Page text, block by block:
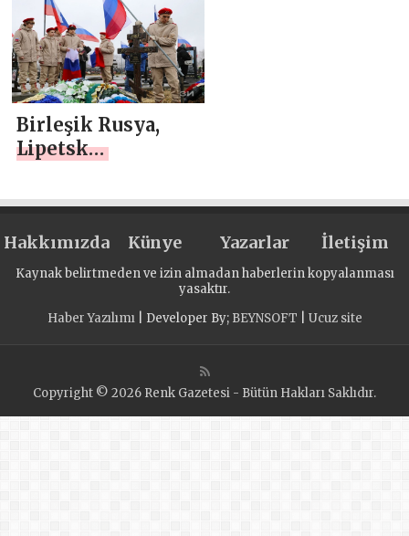
Birleşik Rusya,
Lipetsk
Dankov’da, SVO
anısına vatansever
bir etkinlik
Hakkımızda Künye Yazarlar İletişim
Kaynak belirtmeden ve izin almadan haberlerin kopyalanması
yasaktır.
Haber Yazılımı| Developer By; BEYNSOFT Ucuz site
Copyright © 2026 Renk Gazetesi - Bütün Hakları Saklıdır.